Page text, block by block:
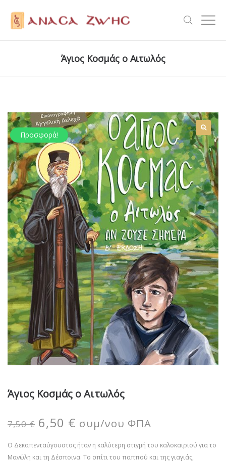
Άγιος Κοσμάς ο Αιτωλός
Προσφορά!
Άγιος Κοσμάς ο Αιτωλός
7,50€ 6,50 € συμ/νου ΦΠΑ
Ο Δεκαπενταύγουστος ήταν η καλύτερη στιγμή του καλοκαιριού για το
Μανώλη και τη Δέσποινα. Το σπίτι του παππού και της γιαγιάς,